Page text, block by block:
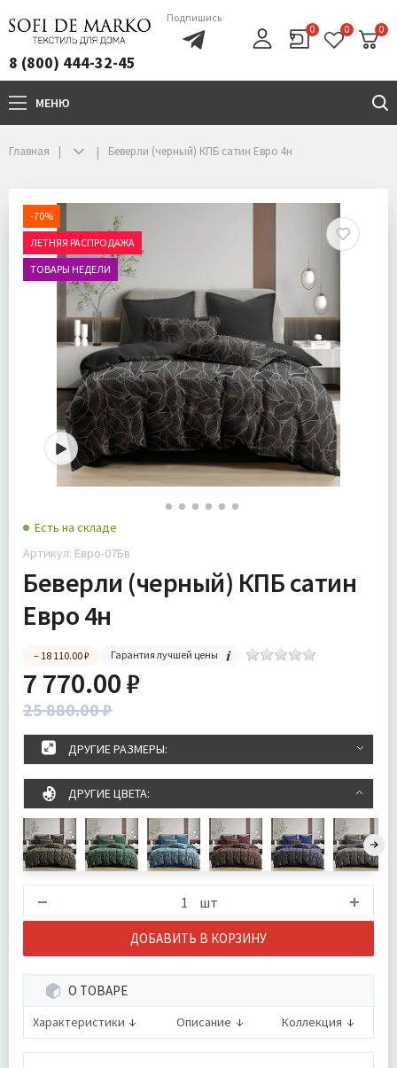
8 (800) 444-32-45
Подпишись
0 0 0
МЕНЮ
Главная Беверли (черный) КПБ сатин Евро 4н
-70%
ЛЕТНЯЯ РАСПРОДАЖА
ТОВАРЫ НЕДЕЛИ
Есть на складе
Артикул: Евро-07Бв
Беверли (черный) КПБ сатин
Евро 4н
– 18 110.00 ₽ Гарантия лучшей цены
7 770.00 ₽
25 880.00 ₽
ДРУГИЕ РАЗМЕРЫ:
ДРУГИЕ ЦВЕТА:
шт
ДОБАВИТЬ В КОРЗИНУ
О ТОВАРЕ
Характеристики Описание Коллекция